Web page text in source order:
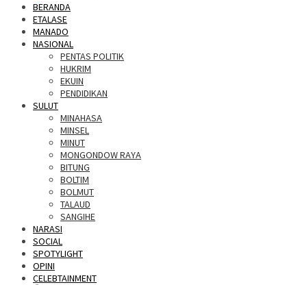
BERANDA
ETALASE
MANADO
NASIONAL
PENTAS POLITIK
HUKRIM
EKUIN
PENDIDIKAN
SULUT
MINAHASA
MINSEL
MINUT
MONGONDOW RAYA
BITUNG
BOLTIM
BOLMUT
TALAUD
SANGIHE
NARASI
SOCIAL
SPOTYLIGHT
OPINI
CELEBTAINMENT